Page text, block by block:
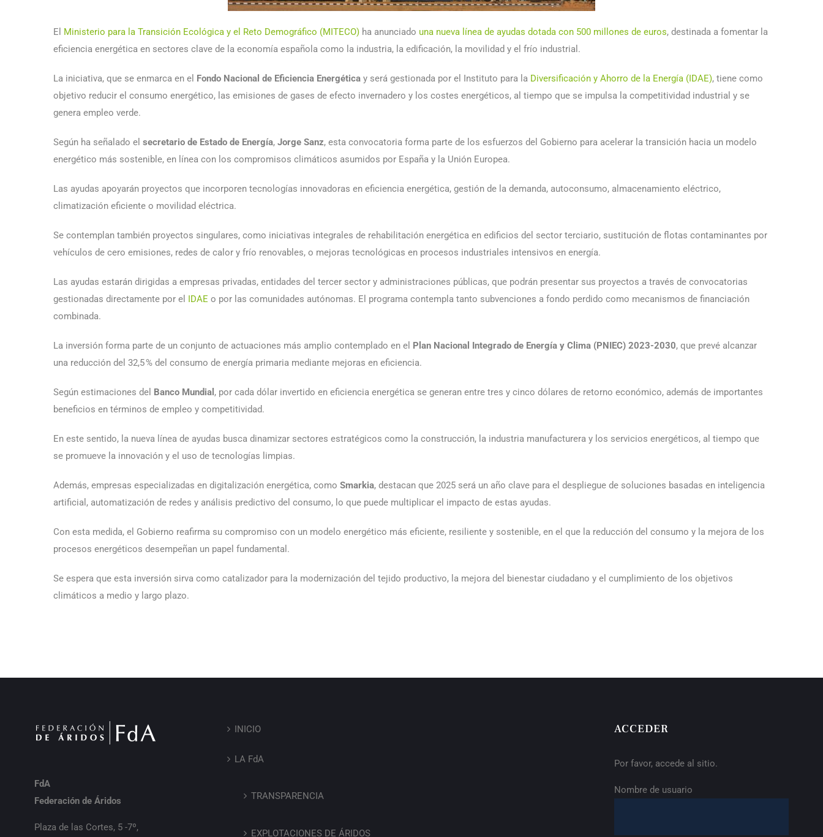
El Ministerio para la Transición Ecológica y el Reto Demográfico (MITECO) ha anunciado una nueva línea de ayudas dotada con 500 millones de euros, destinada a fomentar la
eficiencia energética en sectores clave de la economía española como la industria, la edificación, la movilidad y el frío industrial.
La iniciativa, que se enmarca en el Fondo Nacional de Eficiencia Energética y será gestionada por el Instituto para la Diversificación y Ahorro de la Energía (IDAE), tiene como
objetivo reducir el consumo energético, las emisiones de gases de efecto invernadero y los costes energéticos, al tiempo que se impulsa la competitividad industrial y se
genera empleo verde.
Según ha señalado el secretario de Estado de Energía, Jorge Sanz, esta convocatoria forma parte de los esfuerzos del Gobierno para acelerar la transición hacia un modelo
energético más sostenible, en línea con los compromisos climáticos asumidos por España y la Unión Europea.
Las ayudas apoyarán proyectos que incorporen tecnologías innovadoras en eficiencia energética, gestión de la demanda, autoconsumo, almacenamiento eléctrico,
climatización eficiente o movilidad eléctrica.
Se contemplan también proyectos singulares, como iniciativas integrales de rehabilitación energética en edificios del sector terciario, sustitución de flotas contaminantes por
vehículos de cero emisiones, redes de calor y frío renovables, o mejoras tecnológicas en procesos industriales intensivos en energía.
Las ayudas estarán dirigidas a empresas privadas, entidades del tercer sector y administraciones públicas, que podrán presentar sus proyectos a través de convocatorias
gestionadas directamente por el IDAE o por las comunidades autónomas. El programa contempla tanto subvenciones a fondo perdido como mecanismos de financiación
combinada.
La inversión forma parte de un conjunto de actuaciones más amplio contemplado en el Plan Nacional Integrado de Energía y Clima (PNIEC) 2023-2030, que prevé alcanzar
una reducción del 32,5 % del consumo de energía primaria mediante mejoras en eficiencia.
Según estimaciones del Banco Mundial , por cada dólar invertido en eficiencia energética se generan entre tres y cinco dólares de retorno económico, además de importantes
beneficios en términos de empleo y competitividad.
En este sentido, la nueva línea de ayudas busca dinamizar sectores estratégicos como la construcción, la industria manufacturera y los servicios energéticos, al tiempo que
se promueve la innovación y el uso de tecnologías limpias.
Además, empresas especializadas en digitalización energética, como Smarkia, destacan que 2025 será un año clave para el despliegue de soluciones basadas en inteligencia
artificial, automatización de redes y análisis predictivo del consumo, lo que puede multiplicar el impacto de estas ayudas.
Con esta medida, el Gobierno reafirma su compromiso con un modelo energético más eficiente, resiliente y sostenible, en el que la reducción del consumo y la mejora de los
procesos energéticos desempeñan un papel fundamental.
Se espera que esta inversión sirva como catalizador para la modernización del tejido productivo, la mejora del bienestar ciudadano y el cumplimiento de los objetivos
climáticos a medio y largo plazo.
FdA
Federación de Áridos
Plaza de las Cortes, 5 -7º,
INICIO
LA FdA
TRANSPARENCIA
EXPLOTACIONES DE ÁRIDOS
ACCEDER
Por favor, accede al sitio.
Nombre de usuario